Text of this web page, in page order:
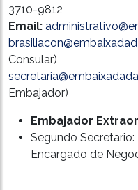
3710-9812
Email:
Consular)
Embajador)
Embajador
Segundo Secretario:
Encargado de